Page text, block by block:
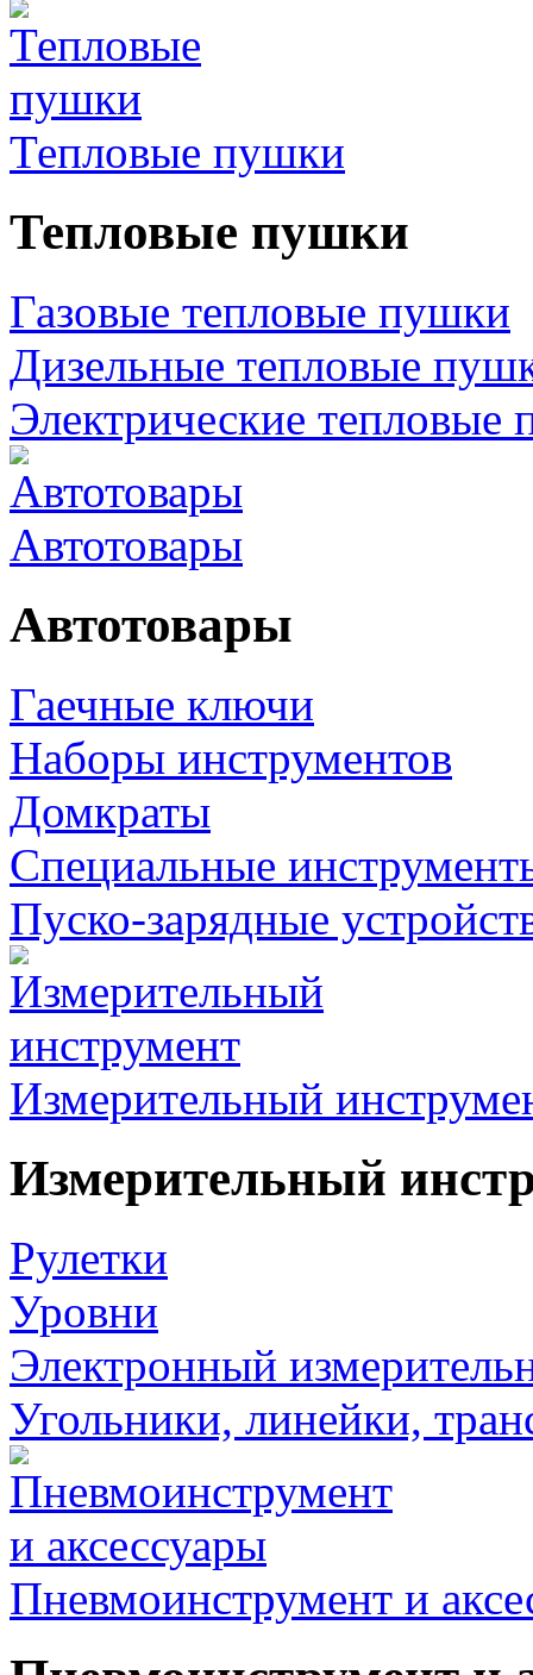
Тепловые пушки
Тепловые пушки
Газовые тепловые пушки
Дизельные тепловые
Электрические тепловые
Автотовары
Автотовары
Гаечные ключи
Наборы инструментов
Домкраты
Специальные
Пуско-зарядные
Измерительный
Измерительный
Рулетки
Уровни
Электронный
Угольники, линейки,
Пневмоинструмент и